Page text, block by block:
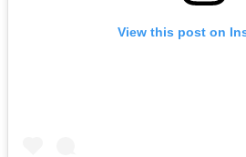
View this post on